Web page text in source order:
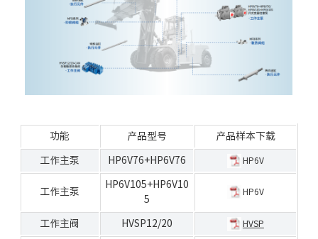
功能 产品型号 产品样本下载
工作主泵 HP6V76+HP6V76 HP6V
工作主泵
HP6V105+HP6V10
5
HP6V
工作主阀 HVSP12/20 HVSP